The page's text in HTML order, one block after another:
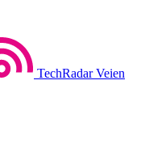
TechRadar Veien